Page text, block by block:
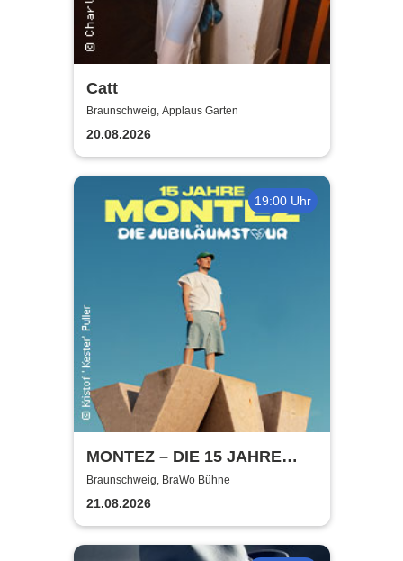
Catt
Braunschweig, Applaus Garten
20.08.2026
19:00 Uhr
MONTEZ – DIE 15 JAHRE
MONTEZ – TOUR
Braunschweig, BraWo Bühne
21.08.2026